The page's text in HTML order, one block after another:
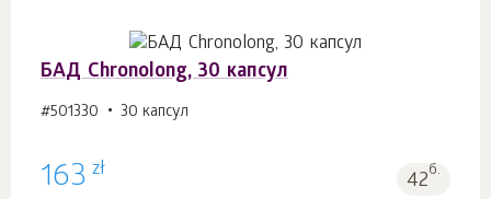
БАД Chronolong, 30 капсул
#501330 30 капсул
163 zł 42б.